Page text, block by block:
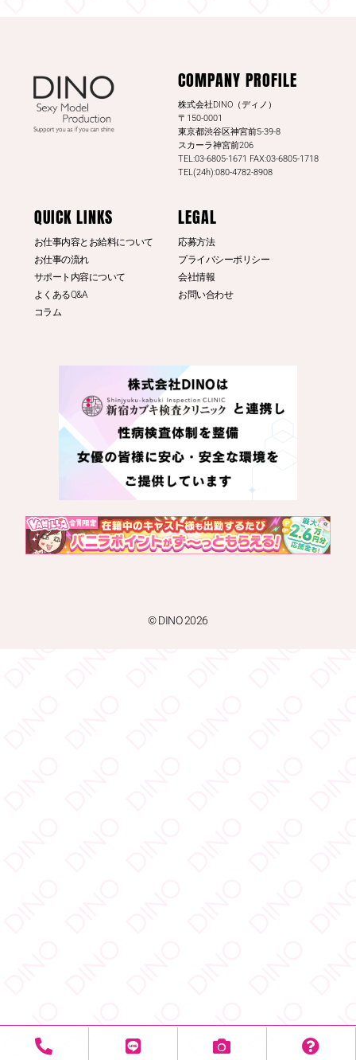
@dinotkyo
#東実果
日刊SPAの取材公開されまし
た。是非読んでみてください。
日刊SPA！
Twitter
もっと見る
COMPANY PROFILE
株式会社DINO（ディノ）
〒150-0001
東京都渋谷区神宮前5-39-8
スカーラ神宮前206
TEL:03-6805-1671 FAX:03-6805-1718
TEL(24h):080-4782-8908
QUICK LINKS
お仕事内容とお給料について
お仕事の流れ
サポート内容について
よくあるQ&A
コラム
LEGAL
応募方法
プライバシーポリシー
会社情報
お問い合わせ
© DINO 2026